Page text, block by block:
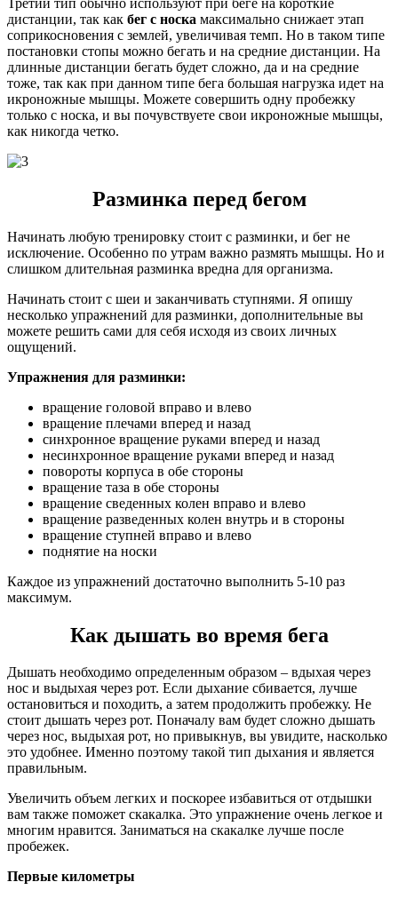
дистанции, так как бег с носка максимально снижает этап
соприкосновения с землей, увеличивая темп. Но в таком типе
постановки стопы можно бегать и на средние дистанции. На
длинные дистанции бегать будет сложно, да и на средние
тоже, так как при данном типе бега большая нагрузка идет на
икроножные мышцы. Можете совершить одну пробежку
только с носка, и вы почувствуете свои икроножные мышцы,
как никогда четко.
Разминка перед бегом
Начинать любую тренировку стоит с разминки, и бег не
исключение. Особенно по утрам важно размять мышцы. Но и
слишком длительная разминка вредна для организма.
Начинать стоит с шеи и заканчивать ступнями. Я опишу
несколько упражнений для разминки, дополнительные вы
можете решить сами для себя исходя из своих личных
ощущений.
Упражнения для разминки:
вращение головой вправо и влево
вращение плечами вперед и назад
синхронное вращение руками вперед и назад
несинхронное вращение руками вперед и назад
повороты корпуса в обе стороны
вращение таза в обе стороны
вращение сведенных колен вправо и влево
вращение разведенных колен внутрь и в стороны
вращение ступней вправо и влево
поднятие на носки
Каждое из упражнений достаточно выполнить 5-10 раз
максимум.
Как дышать во время бега
Дышать необходимо определенным образом – вдыхая через
нос и выдыхая через рот. Если дыхание сбивается, лучше
остановиться и походить, а затем продолжить пробежку. Не
стоит дышать через рот. Поначалу вам будет сложно дышать
через нос, выдыхая рот, но привыкнув, вы увидите, насколько
это удобнее. Именно поэтому такой тип дыхания и является
правильным.
Увеличить объем легких и поскорее избавиться от отдышки
вам также поможет скакалка. Это упражнение очень легкое и
многим нравится. Заниматься на скакалке лучше после
пробежек.
Первые километры